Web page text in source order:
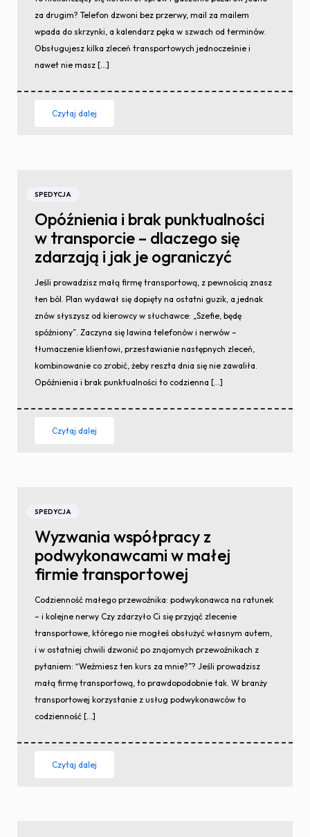
za drugim? Telefon dzwoni bez przerwy, mail za mailem
wpada do skrzynki, a kalendarz pęka w szwach od terminów.
Obsługujesz kilka zleceń transportowych jednocześnie i
nawet nie masz […]
Czytaj dalej
SPEDYCJA
Opóźnienia i brak punktualności
w transporcie – dlaczego się
zdarzają i jak je ograniczyć
Jeśli prowadzisz małą firmę transportową, z pewnością znasz
ten ból. Plan wydawał się dopięty na ostatni guzik, a jednak
znów słyszysz od kierowcy w słuchawce: „Szefie, będę
spóźniony”. Zaczyna się lawina telefonów i nerwów –
tłumaczenie klientowi, przestawianie następnych zleceń,
kombinowanie co zrobić, żeby reszta dnia się nie zawaliła.
Opóźnienia i brak punktualności to codzienna […]
Czytaj dalej
SPEDYCJA
Wyzwania współpracy z
podwykonawcami w małej
firmie transportowej
Codzienność małego przewoźnika: podwykonawca na ratunek
– i kolejne nerwy Czy zdarzyło Ci się przyjąć zlecenie
transportowe, którego nie mogłeś obsłużyć własnym autem,
i w ostatniej chwili dzwonić po znajomych przewoźnikach z
pytaniem: “Weźmiesz ten kurs za mnie?”? Jeśli prowadzisz
małą firmę transportową, to prawdopodobnie tak. W branży
transportowej korzystanie z usług podwykonawców to
codzienność […]
Czytaj dalej